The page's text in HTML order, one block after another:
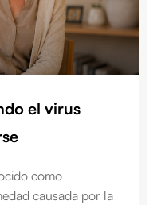
el virus
como
causada por la